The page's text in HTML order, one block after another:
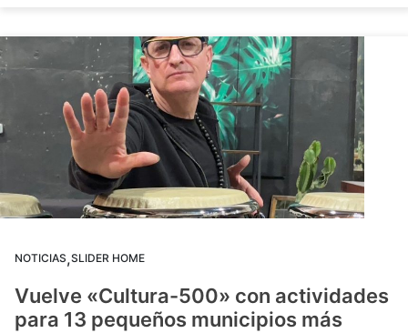
NOTICIAS,SLIDER HOME
Vuelve «Cultura-500» con actividades
para 13 pequeños municipios más